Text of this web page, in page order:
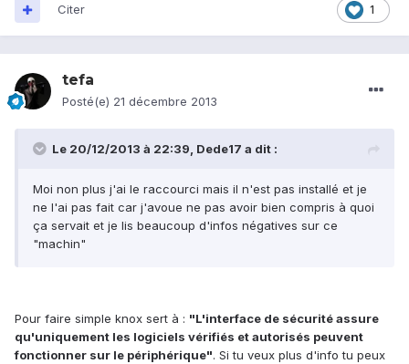
1
Citer
tefa
Posté(e) 21 décembre 2013
Le 20/12/2013 à 22:39, Dede17 a dit :
Moi non plus j'ai le raccourci mais il n'est pas installé et je
ne l'ai pas fait car j'avoue ne pas avoir bien compris à quoi
ça servait et je lis beaucoup d'infos négatives sur ce
"machin"
Pour faire simple knox sert à : "L'interface de sécurité assure
qu'uniquement les logiciels vérifiés et autorisés peuvent
fonctionner sur le périphérique". Si tu veux plus d'info tu peux